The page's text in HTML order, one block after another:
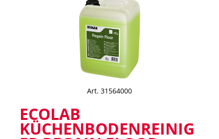
Art. 31564000
ECOLAB
KÜCHENBODENREINIG